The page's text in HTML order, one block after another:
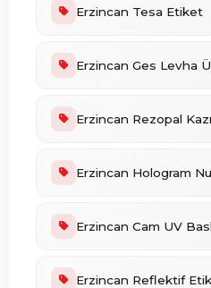
Erzincan Tesa Etiket
Erzincan Ges Levha
Erzincan Rezopal
Erzincan Hologram
Erzincan Cam UV
Erzincan Reflektif